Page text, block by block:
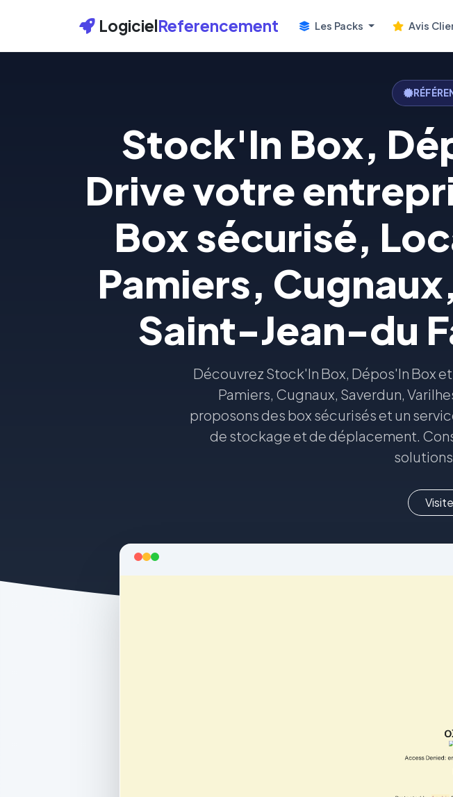
LogicielReferencement Les Packs Avis
Stock'In Box,
Drive votre
Box sécurisé,
Pamiers,
Saint-Jean-du
Découvrez Stock'In Box, Dépos'In Box
Pamiers, Cugnaux, Saverdun,
proposons des box sécurisés et un
de stockage et de déplacement.